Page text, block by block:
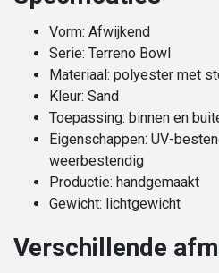
Vorm: Afwijkend
Serie: Terreno Bowl
Materiaal: polyester met
Kleur: Sand
Toepassing: binnen en
Eigenschappen: UV-
weerbestendig
Productie: handgemaakt
Gewicht: lichtgewicht
Verschillende